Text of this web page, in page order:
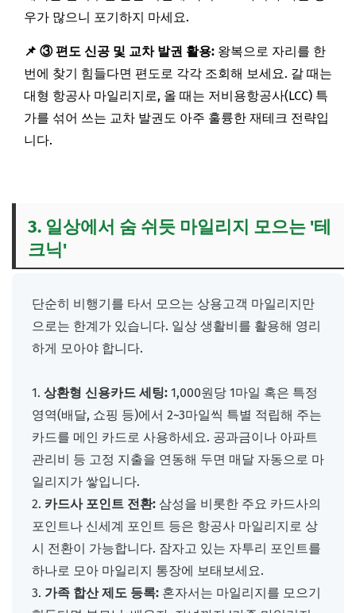
우가 많으니 포기하지 마세요.
📌 ③ 편도 신공 및 교차 발권 활용: 왕복으로 자리를 한
번에 찾기 힘들다면 편도로 각각 조회해 보세요. 갈 때는
대형 항공사 마일리지로, 올 때는 저비용항공사(LCC) 특
가를 섞어 쓰는 교차 발권도 아주 훌륭한 재테크 전략입
니다.
3. 일상에서 숨 쉬듯 마일리지 모으는 '테
크닉'
단순히 비행기를 타서 모으는 상용고객 마일리지만
으로는 한계가 있습니다. 일상 생활비를 활용해 영리
하게 모아야 합니다.
1. 상환형 신용카드 세팅: 1,000원당 1마일 혹은 특정
영역(배달, 쇼핑 등)에서 2~3마일씩 특별 적립해 주는
카드를 메인 카드로 사용하세요. 공과금이나 아파트
관리비 등 고정 지출을 연동해 두면 매달 자동으로 마
일리지가 쌓입니다.
2. 카드사 포인트 전환: 삼성을 비롯한 주요 카드사의
포인트나 신세계 포인트 등은 항공사 마일리지로 상
시 전환이 가능합니다. 잠자고 있는 자투리 포인트를
하나로 모아 마일리지 통장에 보태보세요.
3. 가족 합산 제도 등록: 혼자서는 마일리지를 모으기